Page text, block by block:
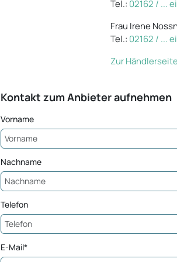
Tel.: 02162 / ...
Frau Irene
Tel.: 02162 / ...
Zur Händlerseite
Kontakt zum Anbieter aufnehmen
Vorname
Nachname
Telefon
E-Mail*